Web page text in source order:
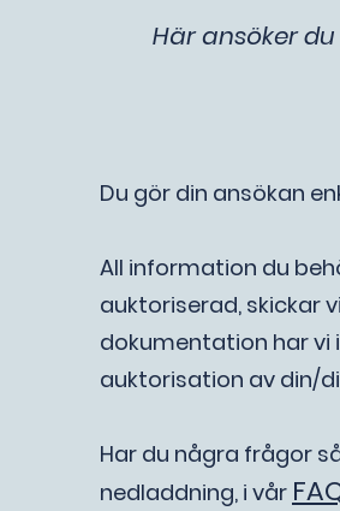
Här ansöker
Du gör din ansökan
All information du
auktoriserad, skickar
dokumentation har
auktorisation av din/
Har du några frågor
nedladdning, i vår FA